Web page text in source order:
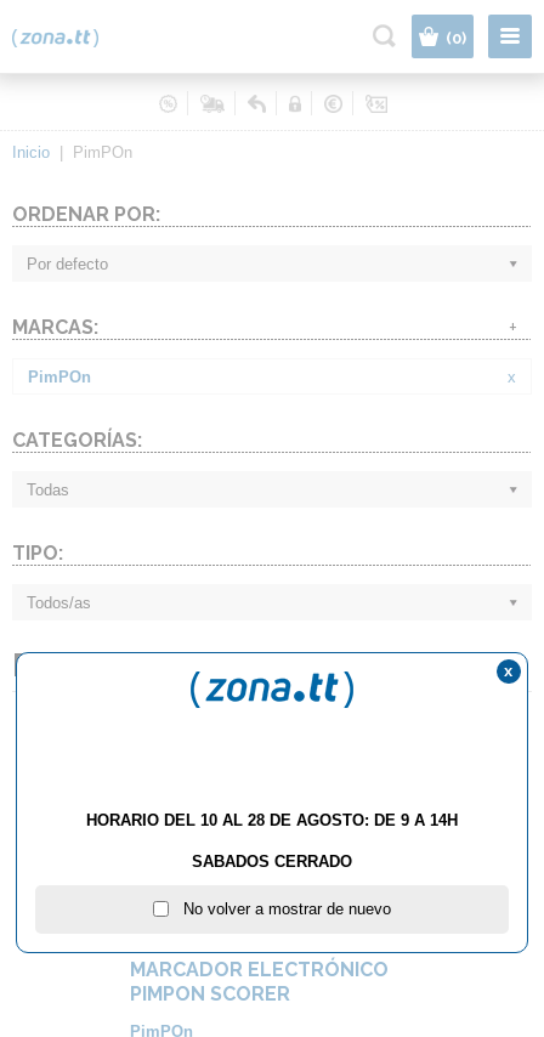
(0)
Inicio PimPOn
ORDENAR POR:
Por defecto
MARCAS: +
PimPOn x
CATEGORÍAS:
Todas
TIPO:
Todos/as
PIMPON
MARCADOR ELECTRÓNICO
PIMPON SCORER
PimPOn
HORARIO DEL 10 AL 28 DE AGOSTO: DE 9 A 14H
SABADOS CERRADO
No volver a mostrar de nuevo
x